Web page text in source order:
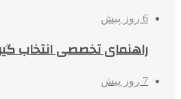
6 روز پیش
راهنمای تخصصی انتخاب
7 روز پیش